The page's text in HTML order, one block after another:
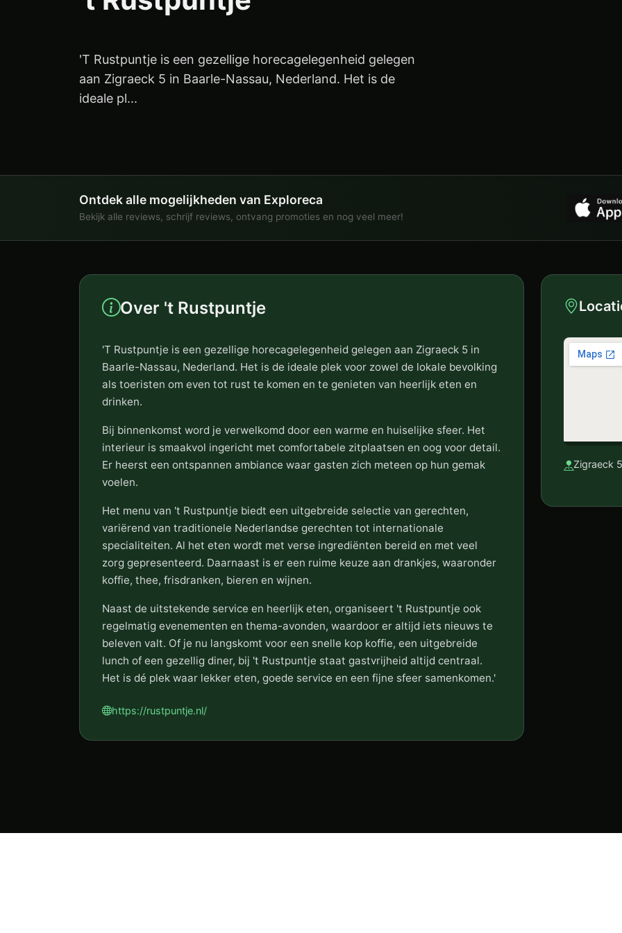
'T Rustpuntje is een gezellige horecagelegenheid gelegen
aan Zigraeck 5 in Baarle-Nassau, Nederland. Het is de
ideale pl...
Ontdek alle mogelijkheden van Exploreca
Bekijk alle reviews, schrijf reviews, ontvang promoties en nog veel meer!
Over 't Rustpuntje
'T Rustpuntje is een gezellige horecagelegenheid gelegen aan Zigraeck 5 in
Baarle-Nassau, Nederland. Het is de ideale plek voor zowel de lokale bevolking
als toeristen om even tot rust te komen en te genieten van heerlijk eten en
drinken.
Bij binnenkomst word je verwelkomd door een warme en huiselijke sfeer. Het
interieur is smaakvol ingericht met comfortabele zitplaatsen en oog voor detail.
Er heerst een ontspannen ambiance waar gasten zich meteen op hun gemak
voelen.
Het menu van 't Rustpuntje biedt een uitgebreide selectie van gerechten,
variërend van traditionele Nederlandse gerechten tot internationale
specialiteiten. Al het eten wordt met verse ingrediënten bereid en met veel
zorg gepresenteerd. Daarnaast is er een ruime keuze aan drankjes, waaronder
koffie, thee, frisdranken, bieren en wijnen.
Naast de uitstekende service en heerlijk eten, organiseert 't Rustpuntje ook
regelmatig evenementen en thema-avonden, waardoor er altijd iets nieuws te
beleven valt. Of je nu langskomt voor een snelle kop koffie, een uitgebreide
lunch of een gezellig diner, bij 't Rustpuntje staat gastvrijheid altijd centraal.
Het is dé plek waar lekker eten, goede service en een fijne sfeer samenkomen.'
https://rustpuntje.nl/
Zigraeck